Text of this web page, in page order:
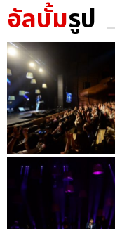
อัลบั้มรูป